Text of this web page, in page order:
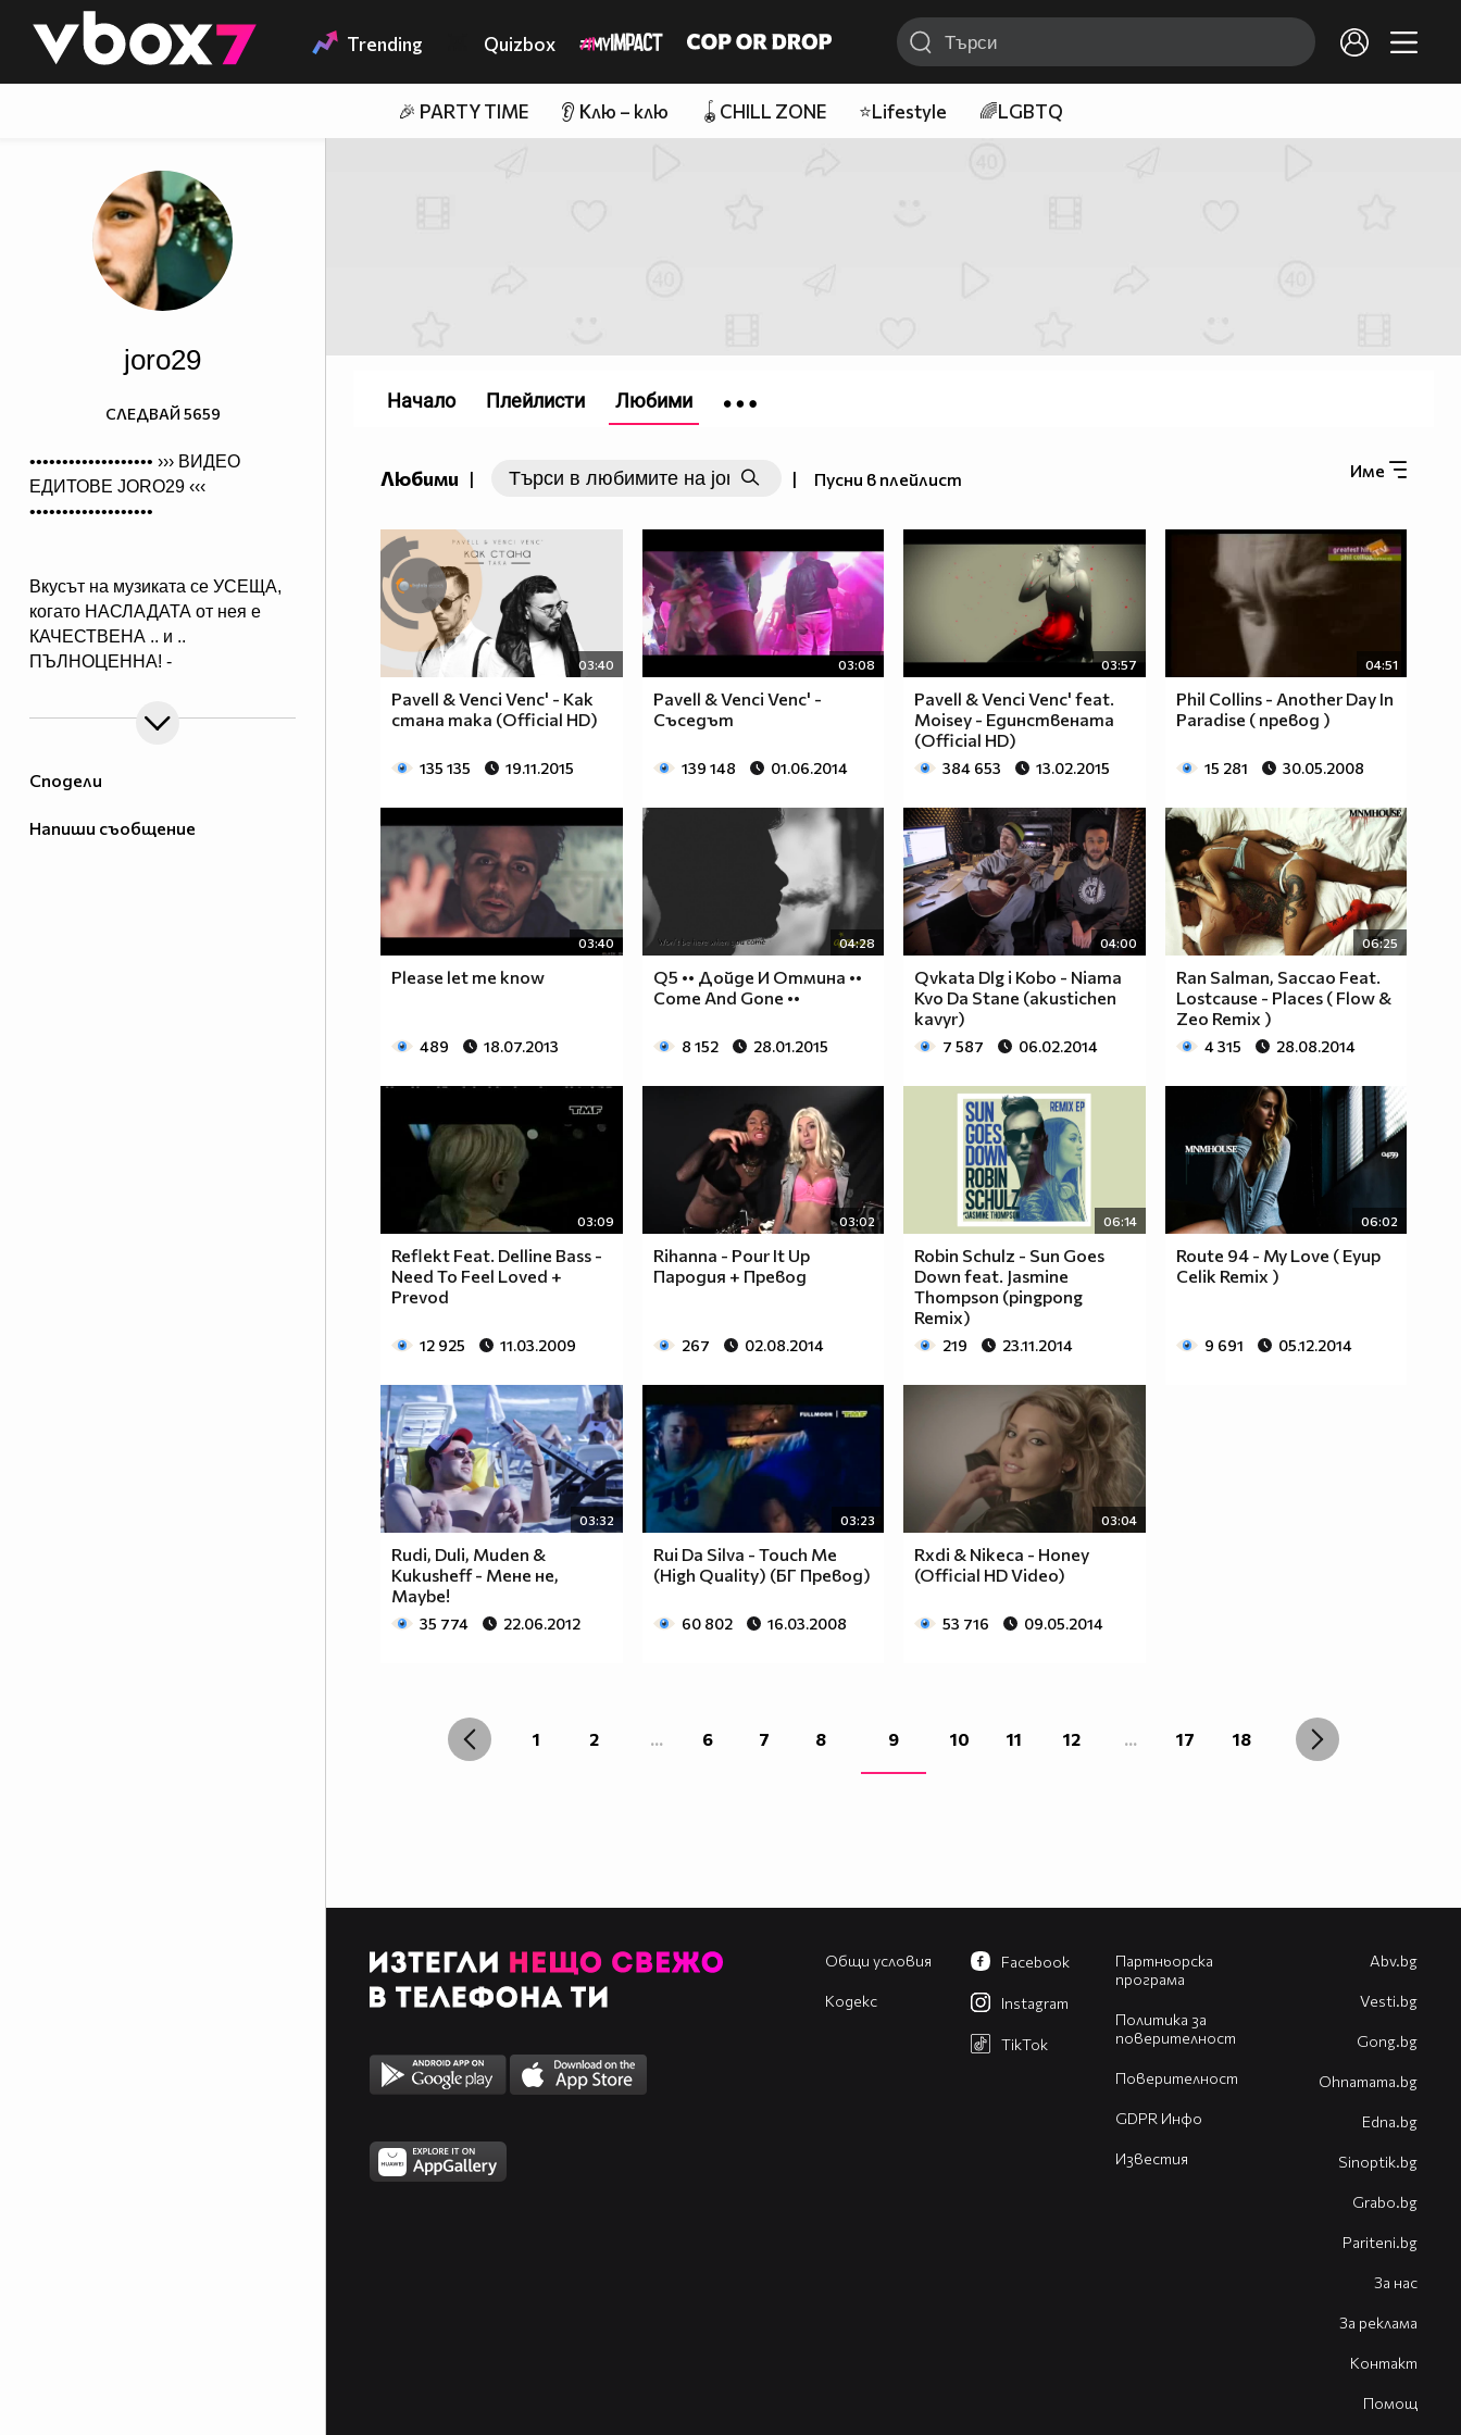
👾 Trending Quizbox
🎉 PARTY TIME 👂 Клю – клю 🪀CHILL ZONE ⭐Lifestyle 🌈LGBTQ
Сподели
Напиши съобщение
joro29
••••••••••••••••••• ››› ВИДЕО
ЕДИТОВЕ JORO29 ‹‹‹
•••••••••••••••••••
Вкусът на музиката се УСЕЩА,
когато НАСЛАДАТА от нея е
КАЧЕСТВЕНА .. и ..
ПЪЛНОЦЕННА! -
( ако желаеш да получиш нещо,
което ще слушаш с удоволствие
СЛЕДВАЙ 5659
Любими | | Пусни в плейлист Име
03:40
Pavell & Venci Venc' - Как
стана така (Official HD)
135 135 19.11.2015
03:08
Pavell & Venci Venc' -
Съседът
139 148 01.06.2014
03:57
Pavell & Venci Venc' feat.
Moisey - Единствената
(Official HD)
384 653 13.02.2015
04:51
Phil Collins - Another Day In
Paradise ( превод )
15 281 30.05.2008
03:40
Please let me know
489 18.07.2013
04:28
Q5 •• Дойде И Отмина ••
Come And Gone ••
8 152 28.01.2015
04:00
Qvkata Dlg i Kobo - Niama
Kvo Da Stane (akustichen
kavyr)
7 587 06.02.2014
06:25
Ran Salman, Saccao Feat.
Lostcause - Places ( Flow &
Zeo Remix )
4 315 28.08.2014
03:09
Reflekt Feat. Delline Bass -
Need To Feel Loved +
Prevod
12 925 11.03.2009
03:02
Rihanna - Pour It Up
Пародия + Превод
267 02.08.2014
06:14
Robin Schulz - Sun Goes
Down feat. Jasmine
Thompson (pingpong
Remix)
219 23.11.2014
06:02
Route 94 - My Love ( Eyup
Celik Remix )
9 691 05.12.2014
03:32
Rudi, Duli, Muden &
Kukusheff - Мене не,
Maybe!
35 774 22.06.2012
03:23
Rui Da Silva - Touch Me
(High Quality) (БГ Превод)
60 802 16.03.2008
03:04
Rxdi & Nikeca - Honey
(Official HD Video)
53 716 09.05.2014
1 2 ... 6 7 8 9 10 11 12 ... 17 18
Начало Плейлисти Любими
Общи условия
Кодекс
Партньорска
програма
Политика за
поверителност
Поверителност
GDPR Инфо
Известия
Facebook
Instagram
TikTok
Abv.bg
Vesti.bg
Gong.bg
Оhnamama.bg
Edna.bg
Sinoptik.bg
Grabo.bg
Pariteni.bg
За нас
За реклама
Контакт
Помощ